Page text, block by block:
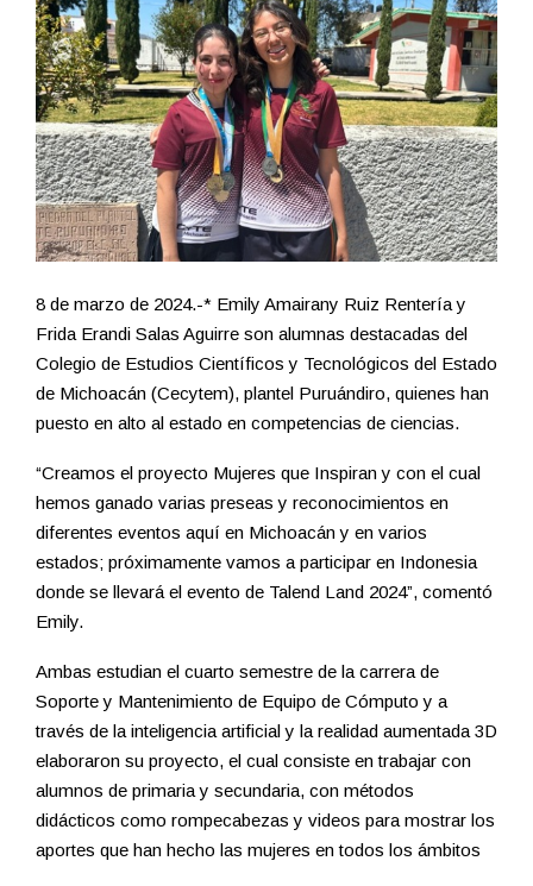
8 de marzo de 2024.-* Emily Amairany Ruiz Rentería y
Frida Erandi Salas Aguirre son alumnas destacadas del
Colegio de Estudios Científicos y Tecnológicos del Estado
de Michoacán (Cecytem), plantel Puruándiro, quienes han
puesto en alto al estado en competencias de ciencias.
“Creamos el proyecto Mujeres que Inspiran y con el cual
hemos ganado varias preseas y reconocimientos en
diferentes eventos aquí en Michoacán y en varios
estados; próximamente vamos a participar en Indonesia
donde se llevará el evento de Talend Land 2024”, comentó
Emily.
Ambas estudian el cuarto semestre de la carrera de
Soporte y Mantenimiento de Equipo de Cómputo y a
través de la inteligencia artificial y la realidad aumentada 3D
elaboraron su proyecto, el cual consiste en trabajar con
alumnos de primaria y secundaria, con métodos
didácticos como rompecabezas y videos para mostrar los
aportes que han hecho las mujeres en todos los ámbitos